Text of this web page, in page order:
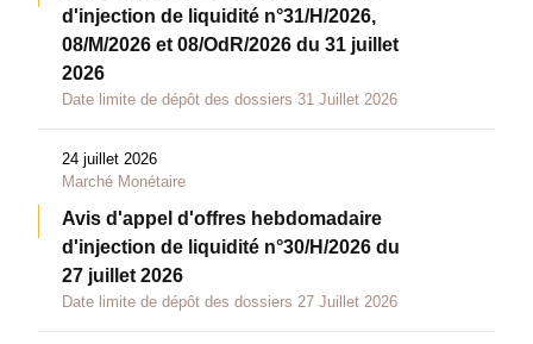
d'injection de liquidité n°31/H/2026,
08/M/2026 et 08/OdR/2026 du 31 juillet
2026
Date limite de dépôt des dossiers 31 Juillet 2026
24 juillet 2026
Marché Monétaire
Avis d'appel d'offres hebdomadaire
d'injection de liquidité n°30/H/2026 du
27 juillet 2026
Date limite de dépôt des dossiers 27 Juillet 2026